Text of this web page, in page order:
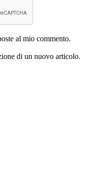
al mio commento.
di un nuovo articolo.